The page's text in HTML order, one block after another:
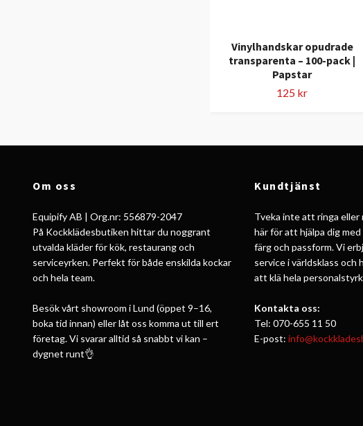
Vinylhandskar opudrade
transparenta – 100-pack |
Papstar
125 kr
Om oss
Equipify AB | Org.nr: 556879-2047
På Kockklädesbutiken hittar du noggrant
utvalda kläder för kök, restaurang och
serviceyrken. Perfekt för både enskilda kockar
och hela team.
Besök vårt showroom i Lund (öppet 9–16,
boka tid innan) eller låt oss komma ut till ert
företag. Vi svarar alltid så snabbt vi kan –
dygnet runt👌
Kundtjänst
Tveka inte att ringa eller
här för att hjälpa dig med
färg och passform. Vi
service i världsklass och
att klä hela
Kontakta oss:
Tel: 070-655 11 50
E-post: